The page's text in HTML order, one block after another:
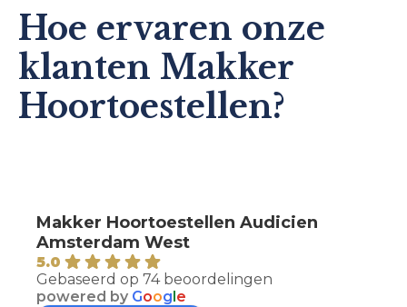
Hoe ervaren onze
klanten Makker
Hoortoestellen?
Makker Hoortoestellen Audicien
Amsterdam West
5.0
Gebaseerd op 74 beoordelingen
powered by Google